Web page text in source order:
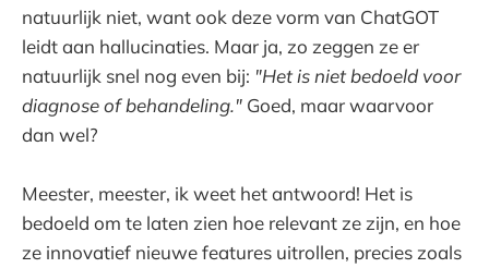
natuurlijk niet, want ook deze vorm van ChatGOT
leidt aan hallucinaties. Maar ja, zo zeggen ze er
natuurlijk snel nog even bij: "Het is niet bedoeld voor
diagnose of behandeling." Goed, maar waarvoor
dan wel?
Meester, meester, ik weet het antwoord! Het is
bedoeld om te laten zien hoe relevant ze zijn, en hoe
ze innovatief nieuwe features uitrollen, precies zoals